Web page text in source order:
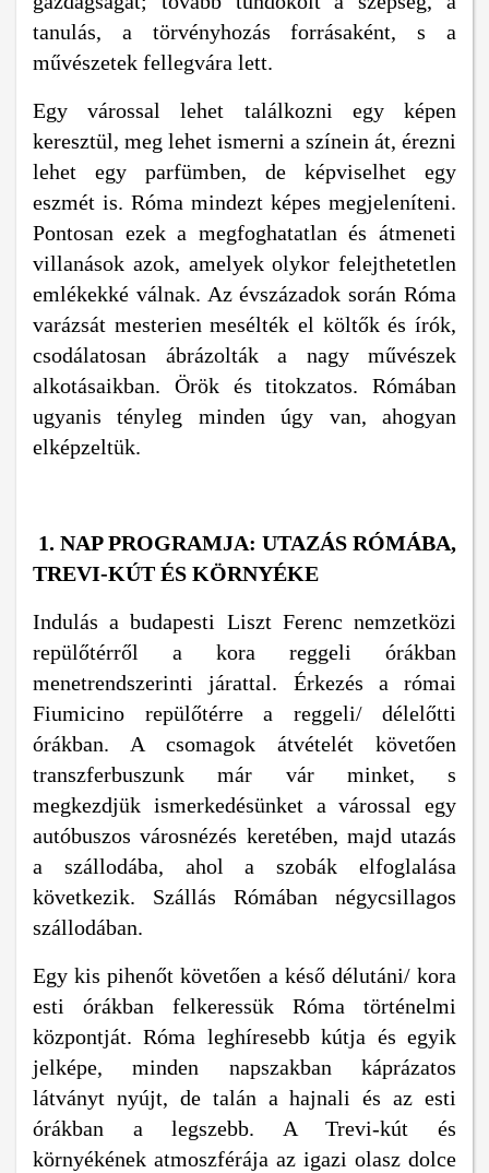
tanulás, a törvényhozás forrásaként, s a
művészetek fellegvára lett.
Egy várossal lehet találkozni egy képen
keresztül, meg lehet ismerni a színein át, érezni
lehet egy parfümben, de képviselhet egy
eszmét is. Róma mindezt képes megjeleníteni.
Pontosan ezek a megfoghatatlan és átmeneti
villanások azok, amelyek olykor felejthetetlen
emlékekké válnak. Az évszázadok során Róma
varázsát mesterien mesélték el költők és írók,
csodálatosan ábrázolták a nagy művészek
alkotásaikban. Örök és titokzatos. Rómában
ugyanis tényleg minden úgy van, ahogyan
elképzeltük.
1. NAP PROGRAMJA: UTAZÁS RÓMÁBA,
TREVI-KÚT ÉS KÖRNYÉKE
Indulás a budapesti Liszt Ferenc nemzetközi
repülőtérről a kora reggeli órákban
menetrendszerinti járattal. Érkezés a római
Fiumicino repülőtérre a reggeli/ délelőtti
órákban. A csomagok átvételét követően
transzferbuszunk már vár minket, s
megkezdjük ismerkedésünket a várossal egy
autóbuszos városnézés keretében, majd utazás
a szállodába, ahol a szobák elfoglalása
következik. Szállás Rómában négycsillagos
szállodában.
Egy kis pihenőt követően a késő délutáni/ kora
esti órákban felkeressük Róma történelmi
központját. Róma leghíresebb kútja és egyik
jelképe, minden napszakban káprázatos
látványt nyújt, de talán a hajnali és az esti
órákban a legszebb. A Trevi-kút és
környékének atmoszférája az igazi olasz dolce